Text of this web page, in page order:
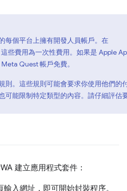
每個平台上擁有開發人員帳戶。在
些費用為一次性費用。如果是 Apple
Quest 帳戶免費。
則。這些規則可能會要求你使用他們的
可能限制特定類型的內容。請仔細評估
建立應用程式套件：
入網址，即可開始封裝程序。